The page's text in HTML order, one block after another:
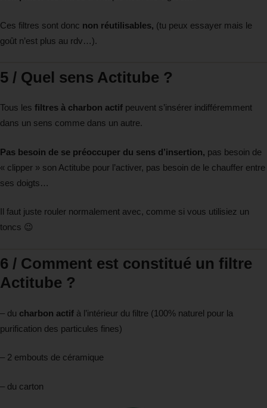
Ces filtres sont donc non réutilisables, (tu peux essayer mais le
goût n’est plus au rdv…).
5 / Quel sens Actitube ?
Tous les filtres à charbon actif peuvent s’insérer indifféremment
dans un sens comme dans un autre.
Pas besoin de se préoccuper du sens d’insertion, pas besoin de
« clipper » son Actitube pour l’activer, pas besoin de le chauffer entre
ses doigts…
Il faut juste rouler normalement avec, comme si vous utilisiez un
toncs 😉
6 / Comment est constitué un filtre
Actitube ?
– du charbon actif à l’intérieur du filtre (100% naturel pour la
purification des particules fines)
– 2 embouts de céramique
– du carton